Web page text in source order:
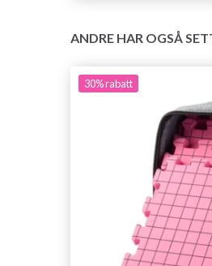
ANDRE HAR OGSÅ
30%rabatt